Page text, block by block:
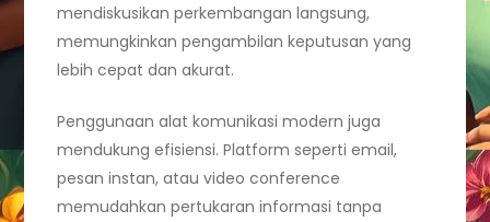
mendiskusikan perkembangan langsung,
memungkinkan pengambilan keputusan yang
lebih cepat dan akurat.
Penggunaan alat komunikasi modern juga
mendukung efisiensi. Platform seperti email,
pesan instan, atau video conference
memudahkan pertukaran informasi tanpa